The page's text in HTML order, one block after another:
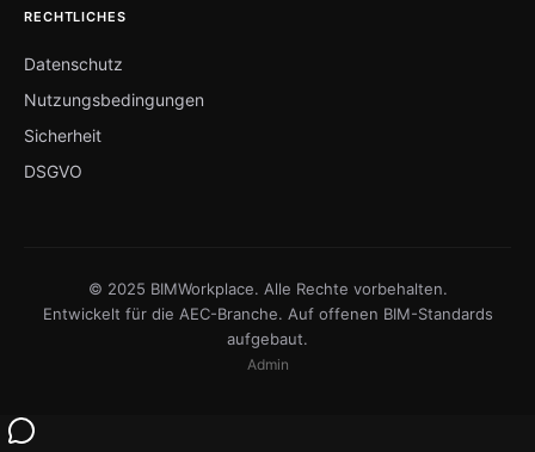
RECHTLICHES
Datenschutz
Nutzungsbedingungen
Sicherheit
DSGVO
© 2025 BIMWorkplace. Alle Rechte vorbehalten.
Entwickelt für die AEC-Branche. Auf offenen BIM-Standards
aufgebaut.
Admin